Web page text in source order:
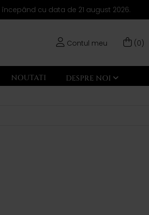
cu data de 21 august 2026.
Contul meu (0)
NOUTATI DESPRE NOI